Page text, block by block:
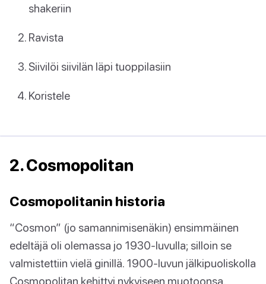
shakeriin
Ravista
Siivilöi siivilän läpi tuoppilasiin
Koristele
2. Cosmopolitan
Cosmopolitanin historia
“Cosmon” (jo samannimisenäkin) ensimmäinen
edeltäjä oli olemassa jo 1930-luvulla; silloin se
valmistettiin vielä ginillä. 1900-luvun jälkipuoliskolla
Cosmopolitan kehittyi nykyiseen muotoonsa,